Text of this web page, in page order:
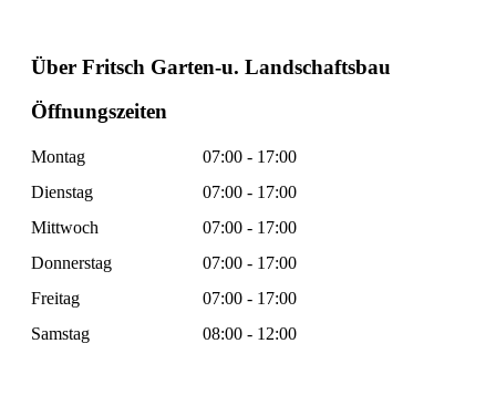
Über Fritsch Garten-u. Landschaftsbau
Öffnungszeiten
Montag
07:00 - 17:00
Dienstag
07:00 - 17:00
Mittwoch
07:00 - 17:00
Donnerstag
07:00 - 17:00
Freitag
07:00 - 17:00
Samstag
08:00 - 12:00